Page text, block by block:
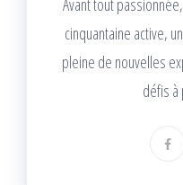
Avant tout
cinquantaine active,
pleine de nouvelles
défis à